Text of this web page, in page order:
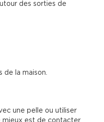
des sorties de
de la maison.
une pelle ou utiliser
mieux est de contacter